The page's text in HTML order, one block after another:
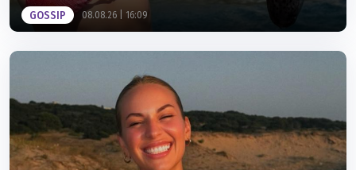
GOSSIP 08.08.26 | 16:09